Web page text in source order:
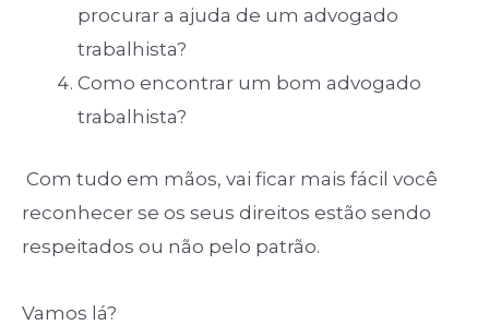
procurar a ajuda de um advogado
trabalhista?
Como encontrar um bom advogado
trabalhista?
Com tudo em mãos, vai ficar mais fácil você
reconhecer se os seus direitos estão sendo
respeitados ou não pelo patrão.
Vamos lá?